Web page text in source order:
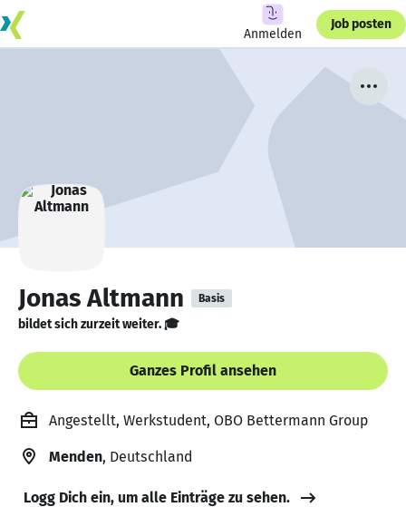
Anmelden
Job posten
Jonas Altmann Basis
bildet sich zurzeit weiter. 🎓
Ganzes Profil ansehen
Angestellt, Werkstudent, OBO Bettermann Group
Menden, Deutschland
Logg Dich ein, um alle Einträge zu sehen.